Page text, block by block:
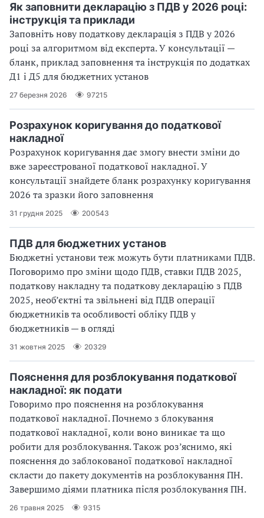
Як заповнити декларацію з ПДВ у 2026 році:
інструкція та приклади
Заповніть нову податкову декларація з ПДВ у 2026
році за алгоритмом від експерта. У консультації —
бланк, приклад заповнення та інструкція по додатках
Д1 і Д5 для бюджетних установ
27 березня 2026 97215
Розрахунок коригування до податкової
накладної
Розрахунок коригування дає змогу внести зміни до
вже зареєстрованої податкової накладної. У
консультації знайдете бланк розрахунку коригування
2026 та зразки його заповнення
31 грудня 2025 200543
ПДВ для бюджетних установ
Бюджетні установи теж можуть бути платниками ПДВ.
Поговоримо про зміни щодо ПДВ, ставки ПДВ 2025,
податкову накладну та податкову декларацію з ПДВ
2025, необ’єктні та звільнені від ПДВ операції
бюджетників та особливості обліку ПДВ у
бюджетників — в огляді
31 жовтня 2025 20329
Пояснення для розблокування податкової
накладної: як подати
Говоримо про пояснення на розблокування
податкової накладної. Почнемо з блокування
податкової накладної, коли воно виникає та що
робити для розблокування. Також роз’яснимо, які
пояснення до заблокованої податкової накладної
скласти до пакету документів на розблокування ПН.
Завершимо діями платника після розблокування ПН.
26 травня 2025 9315